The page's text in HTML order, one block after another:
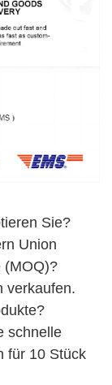
Sie?
Union
(MOQ)?
verkaufen.
schnelle
für 10 Stück